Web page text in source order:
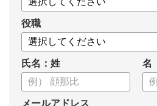
についてまとめましたので、ぜひお
役職
氏名：姓 名
メールアドレス